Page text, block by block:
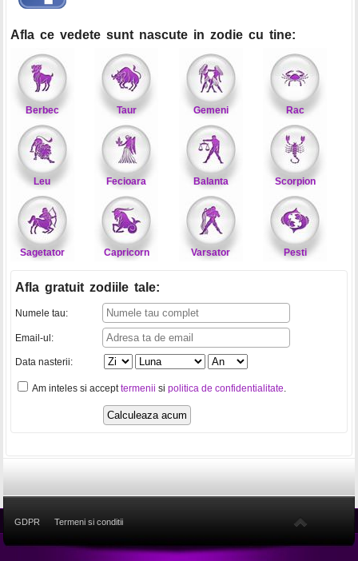
Afla ce vedete sunt nascute in zodie cu tine:
Berbec Taur Gemeni Rac
Leu Fecioara Balanta Scorpion
Sagetator Capricorn Varsator Pesti
Afla gratuit zodiile tale:
Numele tau:
Email-ul:
Data nasterii:
Am inteles si accepttermenii si politica de confidentialitate.
GDPR Termeni si conditii